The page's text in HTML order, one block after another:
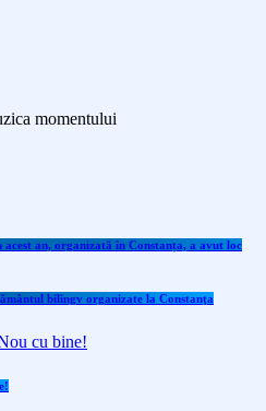
momentului
acest an, organizată în Constanța, a avut loc
bilingv organizate la Constanţa